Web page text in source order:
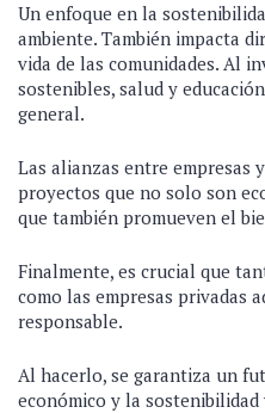
Un enfoque en la
ambiente. También impacta
vida de las comunidades. Al
sostenibles, salud y
general.
Las alianzas entre empresas
proyectos que no solo son
que también promueven el
Finalmente, es crucial que
como las empresas privadas
responsable.
Al hacerlo, se garantiza un
económico y la sostenibilidad